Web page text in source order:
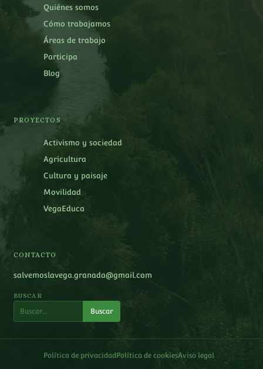
Quiénes somos
Cómo trabajamos
Áreas de trabajo
Participa
Blog
PROYECTOS
Activismo y sociedad
Agricultura
Cultura y paisaje
Movilidad
VegaEduca
CONTACTO
salvemoslavega.granada@gmail.com
BUSCAR
Buscar
Política de privacidadPolítica de cookiesAviso legal